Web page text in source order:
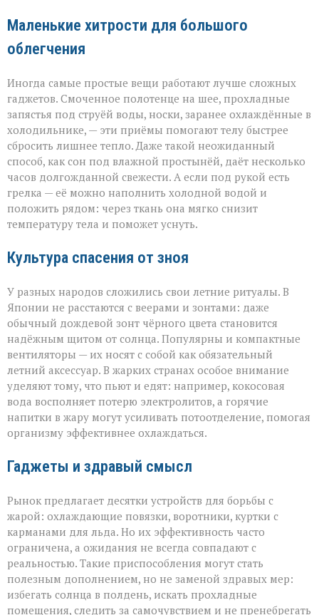
Маленькие хитрости для большого
облегчения
Иногда самые простые вещи работают лучше сложных
гаджетов. Смоченное полотенце на шее, прохладные
запястья под струёй воды, носки, заранее охлаждённые в
холодильнике, — эти приёмы помогают телу быстрее
сбросить лишнее тепло. Даже такой неожиданный
способ, как сон под влажной простынёй, даёт несколько
часов долгожданной свежести. А если под рукой есть
грелка — её можно наполнить холодной водой и
положить рядом: через ткань она мягко снизит
температуру тела и поможет уснуть.
Культура спасения от зноя
У разных народов сложились свои летние ритуалы. В
Японии не расстаются с веерами и зонтами: даже
обычный дождевой зонт чёрного цвета становится
надёжным щитом от солнца. Популярны и компактные
вентиляторы — их носят с собой как обязательный
летний аксессуар. В жарких странах особое внимание
уделяют тому, что пьют и едят: например, кокосовая
вода восполняет потерю электролитов, а горячие
напитки в жару могут усиливать потоотделение, помогая
организму эффективнее охлаждаться.
Гаджеты и здравый смысл
Рынок предлагает десятки устройств для борьбы с
жарой: охлаждающие повязки, воротники, куртки с
карманами для льда. Но их эффективность часто
ограничена, а ожидания не всегда совпадают с
реальностью. Такие приспособления могут стать
полезным дополнением, но не заменой здравых мер:
избегать солнца в полдень, искать прохладные
помещения, следить за самочувствием и не пренебрегать